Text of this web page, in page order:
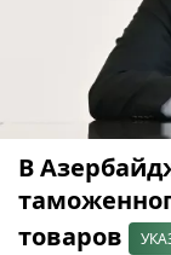
В
товаров